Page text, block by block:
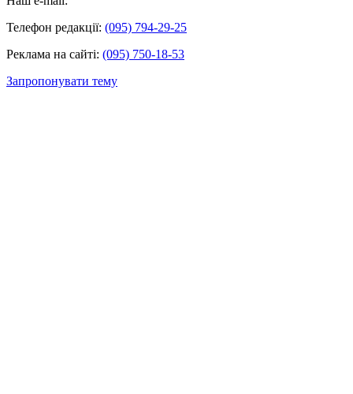
Телефон редакції: (095) 794-29-25
Реклама на сайті: (095) 750-18-53
Запропонувати тему